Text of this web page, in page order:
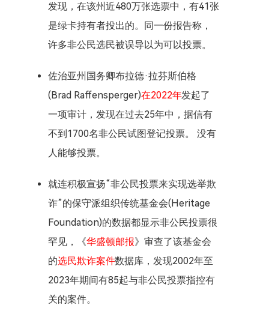
发现，在该州近480万张选票中，有41张
是绿卡持有者投出的。同一份报告称，
许多非公民选民被误导以为可以投票。
佐治亚州国务卿布拉德·拉芬斯伯格
(Brad Raffensperger)在2022年发起了
一项审计，发现在过去25年中，据信有
不到1700名非公民试图登记投票。 没有
人能够投票。
就连积极宣扬“非公民投票来实现选举欺
诈”的保守派组织传统基金会(Heritage
Foundation)的数据都显示非公民投票很
罕见，《华盛顿邮报》审查了该基金会
的选民欺诈案件数据库，发现2002年至
2023年期间有85起与非公民投票指控有
关的案件。